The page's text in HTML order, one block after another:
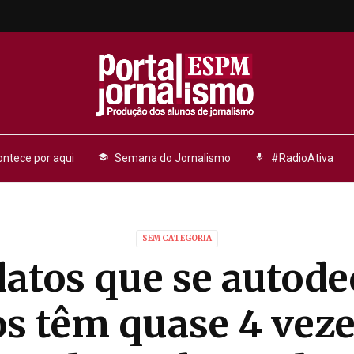
por aqui school Semana do Jornalismo mic #RadioAtiva
SEM CATEGORIA
que se
têm quase 4